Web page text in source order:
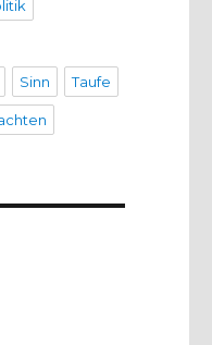
Sinn Taufe